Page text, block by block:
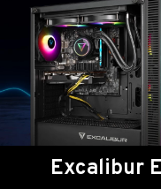
Excalibur